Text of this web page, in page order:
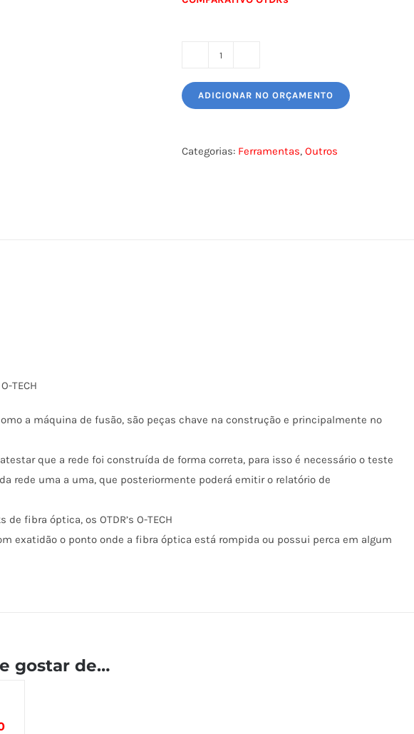
MM/SM
ADICIONAR NO ORÇAMENTO
Categorias: Ferramentas, Outros
TECH
como a máquina de fusão, são peças chave na construção e principalmente no
que a rede foi construída de forma correta, para isso é necessário o teste
rede uma a uma, que posteriormente poderá emitir o relatório de
fibra óptica, os OTDR’s O-TECH
exatidão o ponto onde a fibra óptica está rompida ou possui perca em algum
gostar de…